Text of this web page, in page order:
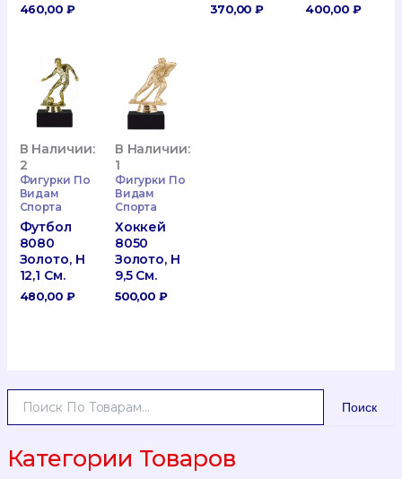
А
Т
Поиск
Категории Товаров
460,00 ₽ 370,00₽ 400,00 ₽
В Наличии:
2
Фигурки По
Видам
Спорта
Футбол
8080
Золото, H
12,1 См.
480,00 ₽
В Наличии:
1
Фигурки По
Видам
Спорта
Хоккей
8050
Золото, H
9,5 См.
500,00₽